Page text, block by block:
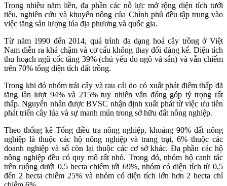
Trong nhiều năm liền, đa phần các nỗ lực mở rộng diện tích tưới
tiêu, nghiên cứu và khuyến nông của Chính phủ đều tập trung vào
việc tăng sản lượng lúa địa phương và quốc gia.
Từ năm 1990 đến 2014, quá trình đa dạng hoá cây trồng ở Việt
Nam diễn ra khá chậm và cơ cấu không thay đổi đáng kể. Diện tích
thu hoạch ngũ cốc tăng 39% (chủ yếu do ngô và sắn) và vẫn chiếm
trên 70% tổng diện tích đất trồng.
Trong khi đó nhóm trái cây và rau cải do có xuất phát điểm thấp đã
tăng lần lượt 94% và 215% tuy nhiên vẫn đóng góp tỷ trọng rất
thấp. Nguyên nhân được BVSC nhận định xuất phát từ việc ưu tiên
phát triển cây lúa và sự manh mún trong sở hữu đất nông nghiệp.
Theo thống kê Tổng điều tra nông nghiệp, khoảng 90% đất nông
nghiệp là thuộc các hộ nông nghiệp và trang trại, 6% thuộc các
doanh nghiệp và số còn lại thuộc các cơ sở khác. Đa phần các hộ
nông nghiệp đều có quy mô rất nhỏ. Trong đó, nhóm hộ canh tác
trên ruộng dưới 0,5 hecta chiếm tới 69%, nhóm có diện tích từ 0,5
đến 2 hecta chiếm 25% và nhóm có diện tích lớn hơn 2 hecta chỉ